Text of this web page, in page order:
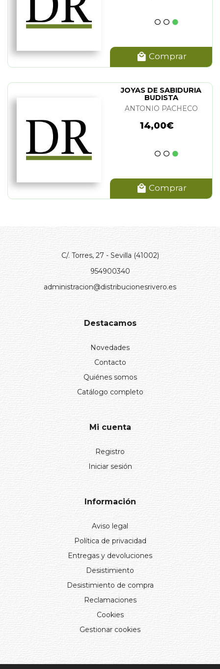
Comprar
JOYAS DE SABIDURIA
BUDISTA
ANTONIO PACHECO
14,00€
Comprar
C/. Torres, 27 - Sevilla (41002)
954900340
administracion@distribucionesrivero.es
Destacamos
Novedades
Contacto
Quiénes somos
Catálogo completo
Mi cuenta
Registro
Iniciar sesión
Información
Aviso legal
Política de privacidad
Entregas y devoluciones
Desistimiento
Desistimiento de compra
Reclamaciones
Cookies
Gestionar cookies